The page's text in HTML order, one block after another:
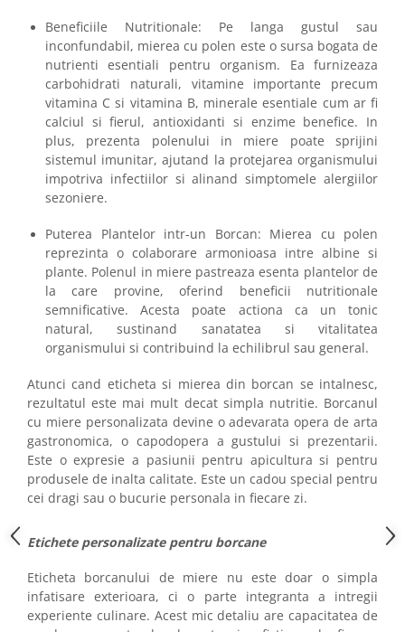
Beneficiile Nutritionale: Pe langa gustul sau
inconfundabil, mierea cu polen este o sursa bogata de
nutrienti esentiali pentru organism. Ea furnizeaza
carbohidrati naturali, vitamine importante precum
vitamina C si vitamina B, minerale esentiale cum ar fi
calciul si fierul, antioxidanti si enzime benefice. In
plus, prezenta polenului in miere poate sprijini
sistemul imunitar, ajutand la protejarea organismului
impotriva infectiilor si alinand simptomele alergiilor
sezoniere.
Puterea Plantelor intr-un Borcan: Mierea cu polen
reprezinta o colaborare armonioasa intre albine si
plante. Polenul in miere pastreaza esenta plantelor de
la care provine, oferind beneficii nutritionale
semnificative. Acesta poate actiona ca un tonic
natural, sustinand sanatatea si vitalitatea
organismului si contribuind la echilibrul sau general.
Atunci cand eticheta si mierea din borcan se intalnesc,
rezultatul este mai mult decat simpla nutritie. Borcanul
cu miere personalizata devine o adevarata opera de arta
gastronomica, o capodopera a gustului si prezentarii.
Este o expresie a pasiunii pentru apicultura si pentru
produsele de inalta calitate. Este un cadou special pentru
cei dragi sau o bucurie personala in fiecare zi.
Etichete personalizate pentru borcane
Eticheta borcanului de miere nu este doar o simpla
infatisare exterioara, ci o parte integranta a intregii
experiente culinare. Acest mic detaliu are capacitatea de